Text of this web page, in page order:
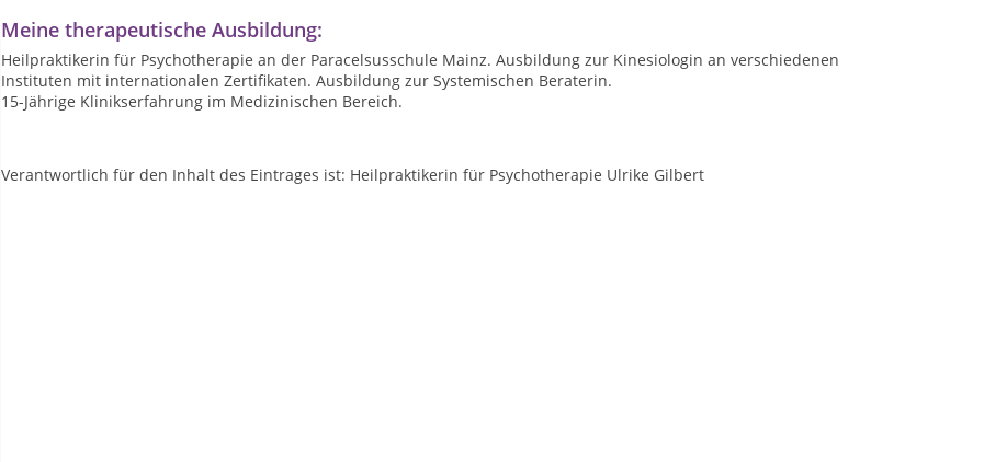
Meine therapeutische Ausbildung:
Heilpraktikerin für Psychotherapie an der Paracelsusschule Mainz. Ausbildung zur Kinesiologin an verschiedenen
Instituten mit internationalen Zertifikaten. Ausbildung zur Systemischen Beraterin.
15-Jährige Klinikserfahrung im Medizinischen Bereich.
Verantwortlich für den Inhalt des Eintrages ist: Heilpraktikerin für Psychotherapie Ulrike Gilbert